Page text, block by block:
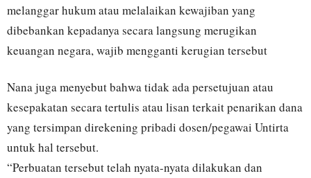
melanggar hukum atau melalaikan kewajiban yang
dibebankan kepadanya secara langsung merugikan
keuangan negara, wajib mengganti kerugian tersebut
Nana juga menyebut bahwa tidak ada persetujuan atau
kesepakatan secara tertulis atau lisan terkait penarikan dana
yang tersimpan direkening pribadi dosen/pegawai Untirta
untuk hal tersebut.
“Perbuatan tersebut telah nyata-nyata dilakukan dan